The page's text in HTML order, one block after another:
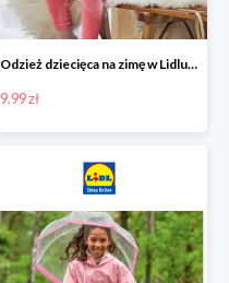
Odzież dziecięca na zimę w Lidlu Online od 9,99 zł
9.99 zł